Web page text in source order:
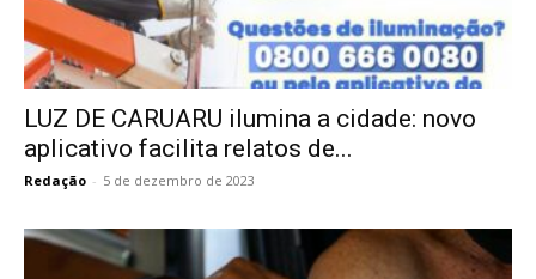
LUZ DE CARUARU ilumina a cidade: novo
aplicativo facilita relatos de...
Redação - 5 de dezembro de 2023